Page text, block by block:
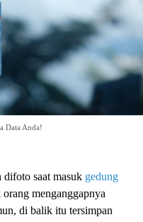
Data Anda!
saat masuk gedung
menganggapnya
di balik itu tersimpan